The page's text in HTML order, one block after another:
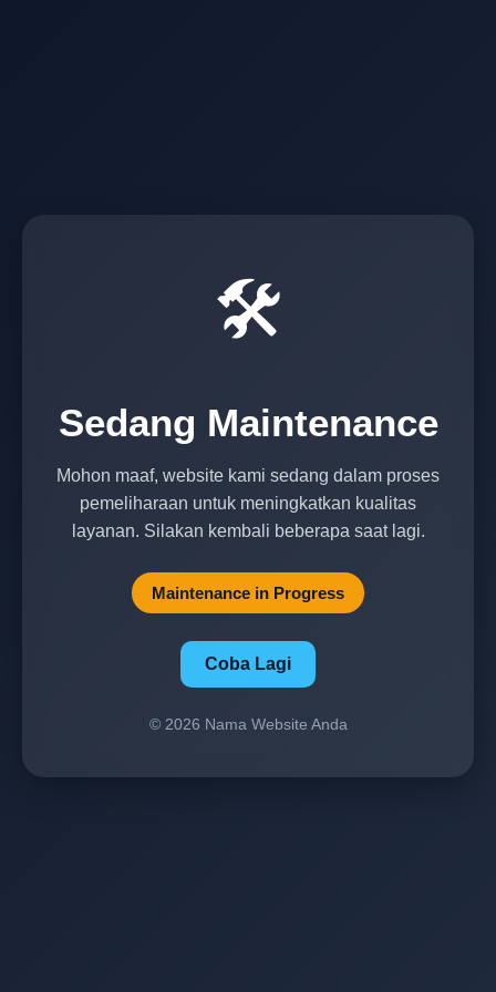
🛠️
Sedang Maintenance
Mohon maaf, website kami sedang dalam proses
pemeliharaan untuk meningkatkan kualitas
layanan. Silakan kembali beberapa saat lagi.
Maintenance in Progress
Coba Lagi
© 2026 Nama Website Anda